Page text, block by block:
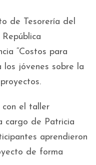
de Tesorería del
“Costos para
los jóvenes sobre la
con el taller
cargo de Patricia
aprendieron
de forma